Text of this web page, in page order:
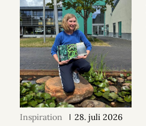
Inspiration 28. juli 2026